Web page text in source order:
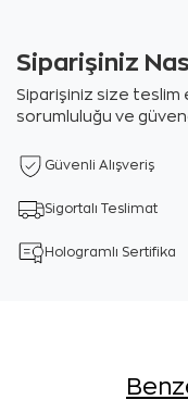
Siparişiniz
Siparişiniz size teslim
sorumluluğu ve
Güvenli Alışveriş
Sigortalı Teslimat
Hologramlı Sertifika